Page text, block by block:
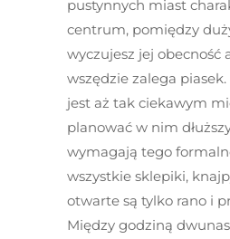
pustynnych miast
centrum, pomiędzy
wyczujesz jej obecność
wszędzie zalega
jest aż tak ciekawym
planować w nim
wymagają tego
wszystkie sklepiki,
otwarte są tylko rano i
Między godziną